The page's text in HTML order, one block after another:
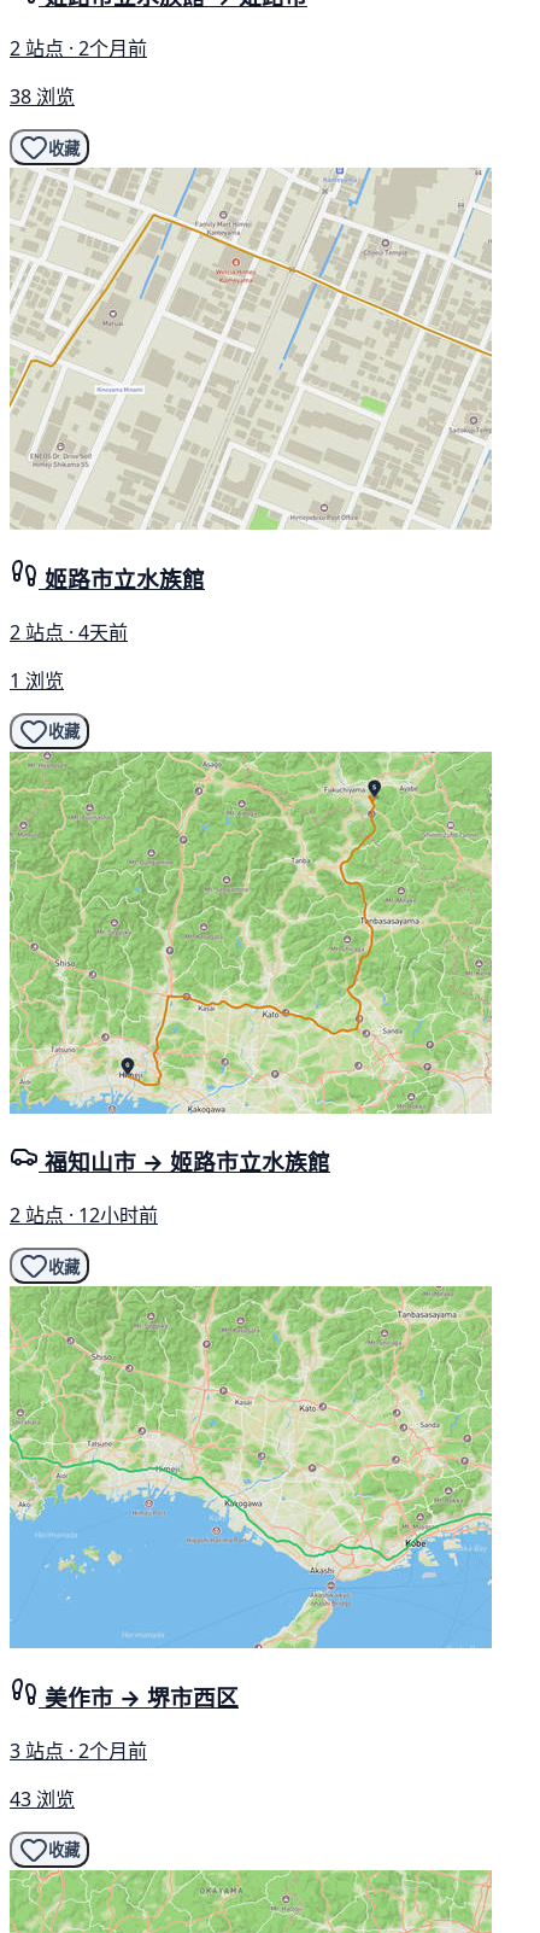
2 站点 · 2个月前
38 浏览
收藏
姬路市立水族館
2 站点 · 4天前
1 浏览
收藏
福知山市 → 姬路市立水族館
2 站点 · 12小时前
收藏
美作市 → 堺市西区
3 站点 · 2个月前
43 浏览
收藏